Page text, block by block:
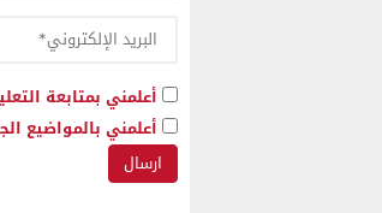
أعلمني بمتابعة
أعلمني بالمواضيع